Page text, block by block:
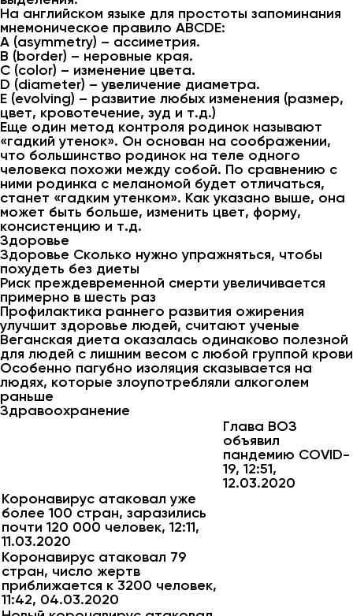
На английском языке для простоты запоминания
мнемоническое правило ABCDE:
A (asymmetry) – ассиметрия.
B (border) – неровные края.
C (color) – изменение цвета.
D (diameter) – увеличение диаметра.
E (evolving) – развитие любых изменения (размер,
цвет, кровотечение, зуд и т.д.)
Еще один метод контроля родинок называют
«гадкий утенок». Он основан на соображении,
что большинство родинок на теле одного
человека похожи между собой. По сравнению с
ними родинка с меланомой будет отличаться,
станет «гадким утенком». Как указано выше, она
может быть больше, изменить цвет, форму,
консистенцию и т.д.
Здоровье
Здоровье Сколько нужно упражняться, чтобы
похудеть без диеты
Риск преждевременной смерти увеличивается
примерно в шесть раз
Профилактика раннего развития ожирения
улучшит здоровье людей, считают ученые
Веганская диета оказалась одинаково полезной
для людей с лишним весом с любой группой крови
Особенно пагубно изоляция сказывается на
людях, которые злоупотребляли алкоголем
раньше
Здравоохранение
Глава ВОЗ
объявил
пандемию COVID-
19, 12:51,
12.03.2020
Коронавирус атаковал уже
более 100 стран, заразились
почти 120 000 человек, 12:11,
11.03.2020
Коронавирус атаковал 79
стран, число жертв
приближается к 3200 человек,
11:42, 04.03.2020